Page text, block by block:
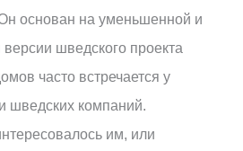
основан на уменьшенной и
шведского проекта
часто встречается у
шведских компаний.
им, или